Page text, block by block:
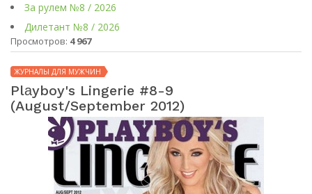
За рулем №8 / 2026
Дилетант №8 / 2026
Просмотров: 4 967
ЖУРНАЛЫ ДЛЯ МУЖЧИН
Plаyboy's Lingerie #8-9
(august/september 2012)